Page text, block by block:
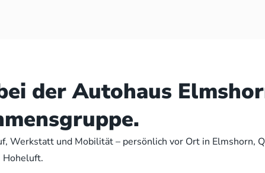
der Autohaus
und Mobilität – persönlich vor Ort in Elmshorn,
Hoheluft.